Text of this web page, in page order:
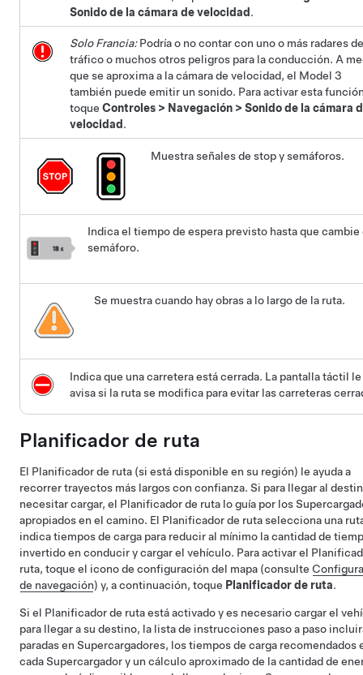
Sonido de la cámara de velocidad.
Solo Francia:Podría o no contar con uno o más radares
tráfico o muchos otros peligros para la conducción. A
que se aproxima a la cámara de velocidad, el Model 3
también puede emitir un sonido. Para activar esta
toqueControles > Navegación >Sonido de la cámara
velocidad .
Muestra señales de stop y semáforos.
Indica el tiempo de espera previsto hasta que cambie
semáforo.
Se muestra cuando hay obras a lo largo de la ruta.
Indica que una carretera está cerrada. La pantalla táctil le
avisa si la ruta se modifica para evitar las carreteras
Planificador de ruta
El Planificador de ruta (si está disponible en su región) le ayuda a
recorrer trayectos más largos con confianza. Si para llegar al
necesitar cargar, el Planificador de ruta lo guía por los
apropiados en el camino. El Planificador de ruta selecciona una
indica tiempos de carga para reducir al mínimo la cantidad de
invertido en conducir y cargar el vehículo. Para activar el
ruta, toque el icono de configuración del mapa (consulte
de navegación) y, a continuación, toque Planificador de ruta.
Si el Planificador de ruta está activado y es necesario cargar el
para llegar a su destino, la lista de instrucciones paso a paso
paradas en Supercargadores, los tiempos de carga recomendados
cada Supercargador y un cálculo aproximado de la cantidad de